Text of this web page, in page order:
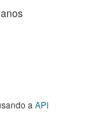
a API